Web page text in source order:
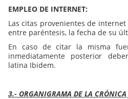
EMPLEO DE INTERNET:
Las citas provenientes de
entre paréntesis, la fecha de su
En caso de citar la misma
inmediatamente posterior
latina Ibidem.
3.- ORGANIGRAMA DE LA CRÓNICA